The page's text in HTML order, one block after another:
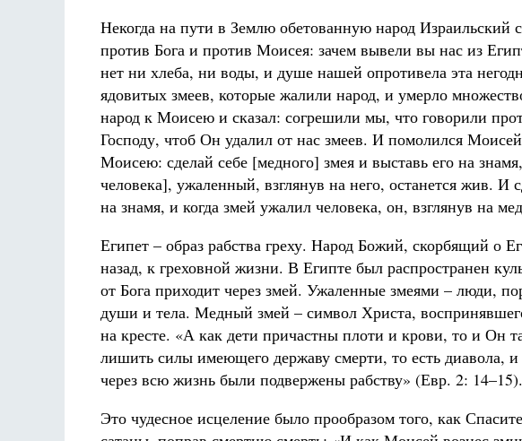
Некогда на пути в Землю обетованную народ Израильский
против Бога и против Моисея: зачем вывели вы нас из
нет ни хлеба, ни воды, и душе нашей опротивела эта
ядовитых змеев, которые жалили народ, и умерло
народ к Моисею и сказал: согрешили мы, что говорили
Господу, чтоб Он удалил от нас змеев. И помолился
Моисею: сделай себе [медного] змея и выставь его на
человека], ужаленный, взглянув на него, останется жив. И
на знамя, и когда змей ужалил человека, он, взглянув на
Египет – образ рабства греху. Народ Божий, скорбящий о
назад, к греховной жизни. В Египте был распространен
от Бога приходит через змей. Ужаленные змеями – люди,
души и тела. Медный змей – символ Христа,
на кресте. «А как дети причастны плоти и крови, то и Он
лишить силы имеющего державу смерти, то есть диавола, и
через всю жизнь были подвержены рабству» (Евр. 2: 14–15).
Это чудесное исцеление было прообразом того, как